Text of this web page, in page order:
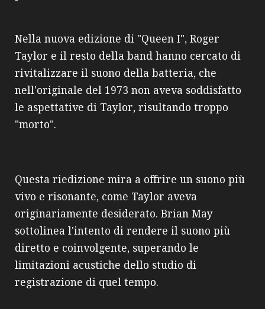
Nella nuova edizione di "Queen I", Roger
Taylor e il resto della band hanno cercato di
rivitalizzare il suono della batteria, che
nell'originale del 1973 non aveva soddisfatto
le aspettative di Taylor, risultando troppo
"morto".
Questa riedizione mira a offrire un suono più
vivo e risonante, come Taylor aveva
originariamente desiderato. Brian May
sottolinea l'intento di rendere il suono più
diretto e coinvolgente, superando le
limitazioni acustiche dello studio di
registrazione di quel tempo.